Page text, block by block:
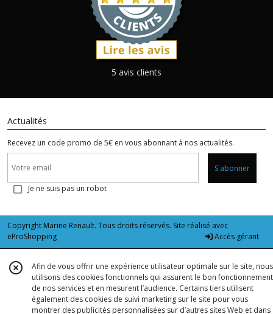
5 avis clients
Actualités
Recevez un code promo de 5€ en vous abonnant à nos actualités.
S'abonner
Je ne suis pas un robot
Copyright Marine Renault. Tous droits réservés. Site réalisé avec
eProShopping
Accès gérant
Afin de vous offrir une expérience utilisateur optimale sur le site, nous
utilisons des cookies fonctionnels qui assurent le bon fonctionnement
de nos services et en mesurent l’audience. Certains tiers utilisent
également des cookies de suivi marketing sur le site pour vous
montrer des publicités personnalisées sur d’autres sites Web et dans